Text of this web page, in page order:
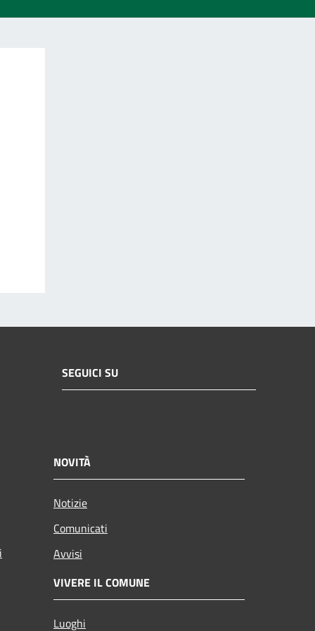
SEGUICI SU
NOVITÀ
Notizie
Comunicati
Avvisi
VIVERE IL COMUNE
Luoghi